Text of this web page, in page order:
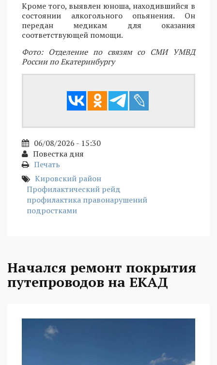
Кроме того, выявлен юноша, находившийся в
состоянии алкогольного опьянения. Он
передан медикам для оказания
соответствующей помощи.
Фото: Отделение по связям со СМИ УМВД
России по Екатеринбургу
06/08/2026 - 15:30
Повестка дня
Печать
Кировский район
Профилактический рейд
профилактика правонарушений
подростками
Начался ремонт покрытия
путепроводов на ЕКАД